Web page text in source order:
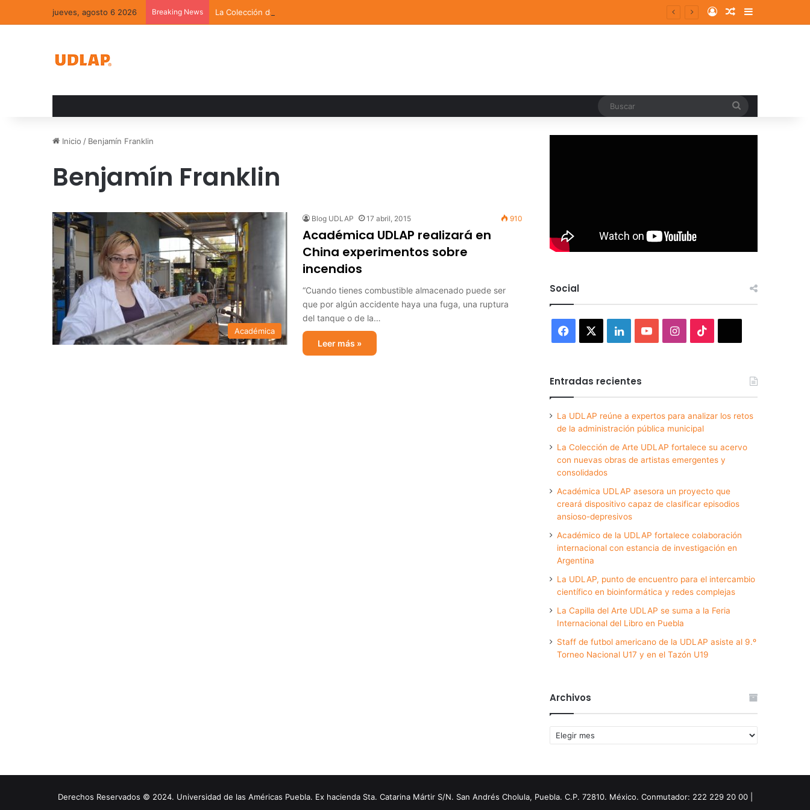
jueves, agosto 6 2026 Breaking News La Colección de Arte UDLAP fortalece su acervo con nuevas obras de artistas emergentes y consolidados Log InRandom Article
Sidebar
Inicio / Benjamín Franklin
Benjamín Franklin
Académica
Blog UDLAP 17 abril, 2015 910
Académica UDLAP realizará en
China experimentos sobre
incendios
“Cuando tienes combustible almacenado puede ser
que por algún accidente haya una fuga, una ruptura
del tanque o de la…
Leer más »
Social
Facebook LinkedInYouTubeInstagram
Entradas recientes
La UDLAP reúne a expertos para analizar los retos
de la administración pública municipal
La Colección de Arte UDLAP fortalece su acervo
con nuevas obras de artistas emergentes y
consolidados
Académica UDLAP asesora un proyecto que
creará dispositivo capaz de clasificar episodios
ansioso-depresivos
Académico de la UDLAP fortalece colaboración
internacional con estancia de investigación en
Argentina
La UDLAP, punto de encuentro para el intercambio
científico en bioinformática y redes complejas
La Capilla del Arte UDLAP se suma a la Feria
Internacional del Libro en Puebla
Staff de futbol americano de la UDLAP asiste al 9.º
Torneo Nacional U17 y en el Tazón U19
Archivos
Archivos
Derechos Reservados © 2024. Universidad de las Américas Puebla. Ex hacienda Sta. Catarina Mártir S/N. San Andrés Cholula, Puebla. C.P. 72810. México. Conmutador: 222 229 20 00 |